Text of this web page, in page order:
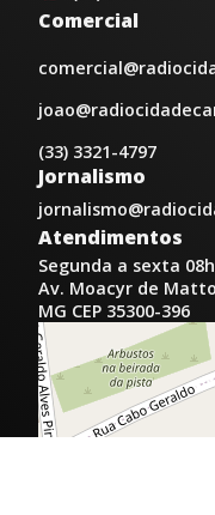
Comercial
(33) 3321-4797
Jornalismo
Atendimentos
Segunda a sexta
Av. Moacyr de
MG CEP 35300-396